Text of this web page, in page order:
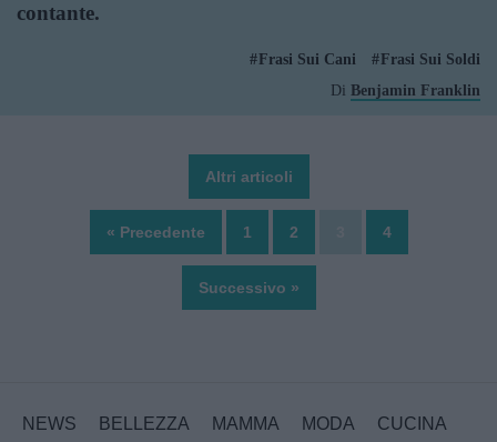
contante.
Frasi Sui Cani
Frasi Sui Soldi
Di Benjamin Franklin
Altri articoli
« Precedente 1 2 4
Successivo »
NEWS BELLEZZA MAMMA MODA
CUCINA